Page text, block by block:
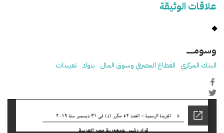
علاقات الوثيقة
وسومـــــ
البنك المركزي القطاع المصرفي وسوق المال بنوك تعيينات